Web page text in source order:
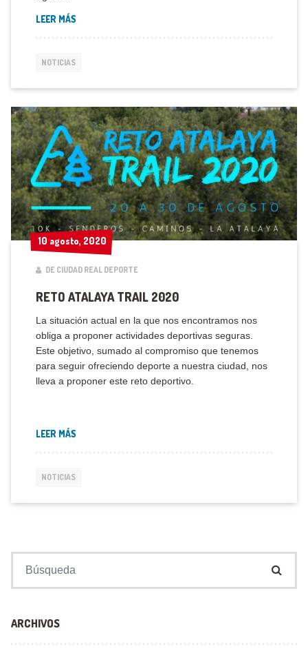
LEER MÁS
NOTICIAS
10 agosto, 2020
10 agosto, 2020
DE CIUDAD REAL DEPORTE
RETO ATALAYA TRAIL 2020
La situación actual en la que nos encontramos nos
obliga a proponer actividades deportivas seguras.
Este objetivo, sumado al compromiso que tenemos
para seguir ofreciendo deporte a nuestra ciudad, nos
lleva a proponer este reto deportivo.
LEER MÁS
NOTICIAS
ARCHIVOS